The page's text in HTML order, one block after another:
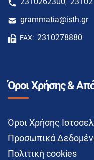
,
grammatia@isth.gr
FAX: 2310278880
Όροι Χρήσης &
Όροι Χρήσης
Προσωπικά
Πολιτική cookies